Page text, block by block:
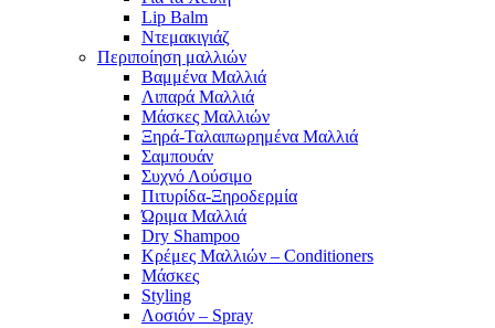
Lip Balm
Ντεμακιγιάζ
Περιποίηση μαλλιών
Βαμμένα Μαλλιά
Λιπαρά Μαλλιά
Μάσκες Μαλλιών
Ξηρά-Ταλαιπωρημένα Μαλλιά
Σαμπουάν
Συχνό Λούσιμο
Πιτυρίδα-Ξηροδερμία
Ώριμα Μαλλιά
Dry Shampoo
Κρέμες Μαλλιών – Conditioners
Μάσκες
Styling
Λοσιόν – Spray